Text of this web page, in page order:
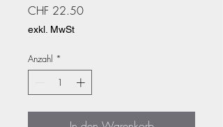
CHF 22.50Preis
exkl. MwSt
Anzahl *